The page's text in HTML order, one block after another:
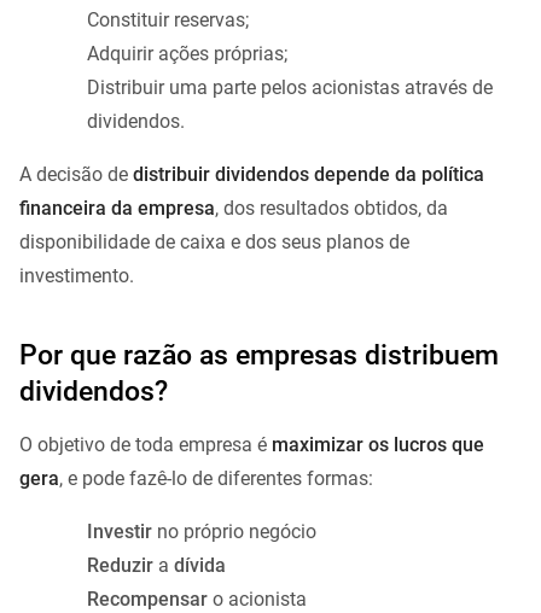
Constituir reservas;
Adquirir ações próprias;
Distribuir uma parte pelos acionistas através de
dividendos.
A decisão de distribuir dividendos depende da política
financeira da empresa, dos resultados obtidos, da
disponibilidade de caixa e dos seus planos de
investimento.
Por que razão as empresas distribuem
dividendos?
O objetivo de toda empresa é maximizar os lucros que
gera, e pode fazê-lo de diferentes formas:
Investir no próprio negócio
Reduzir a dívida
Recompensar o acionista